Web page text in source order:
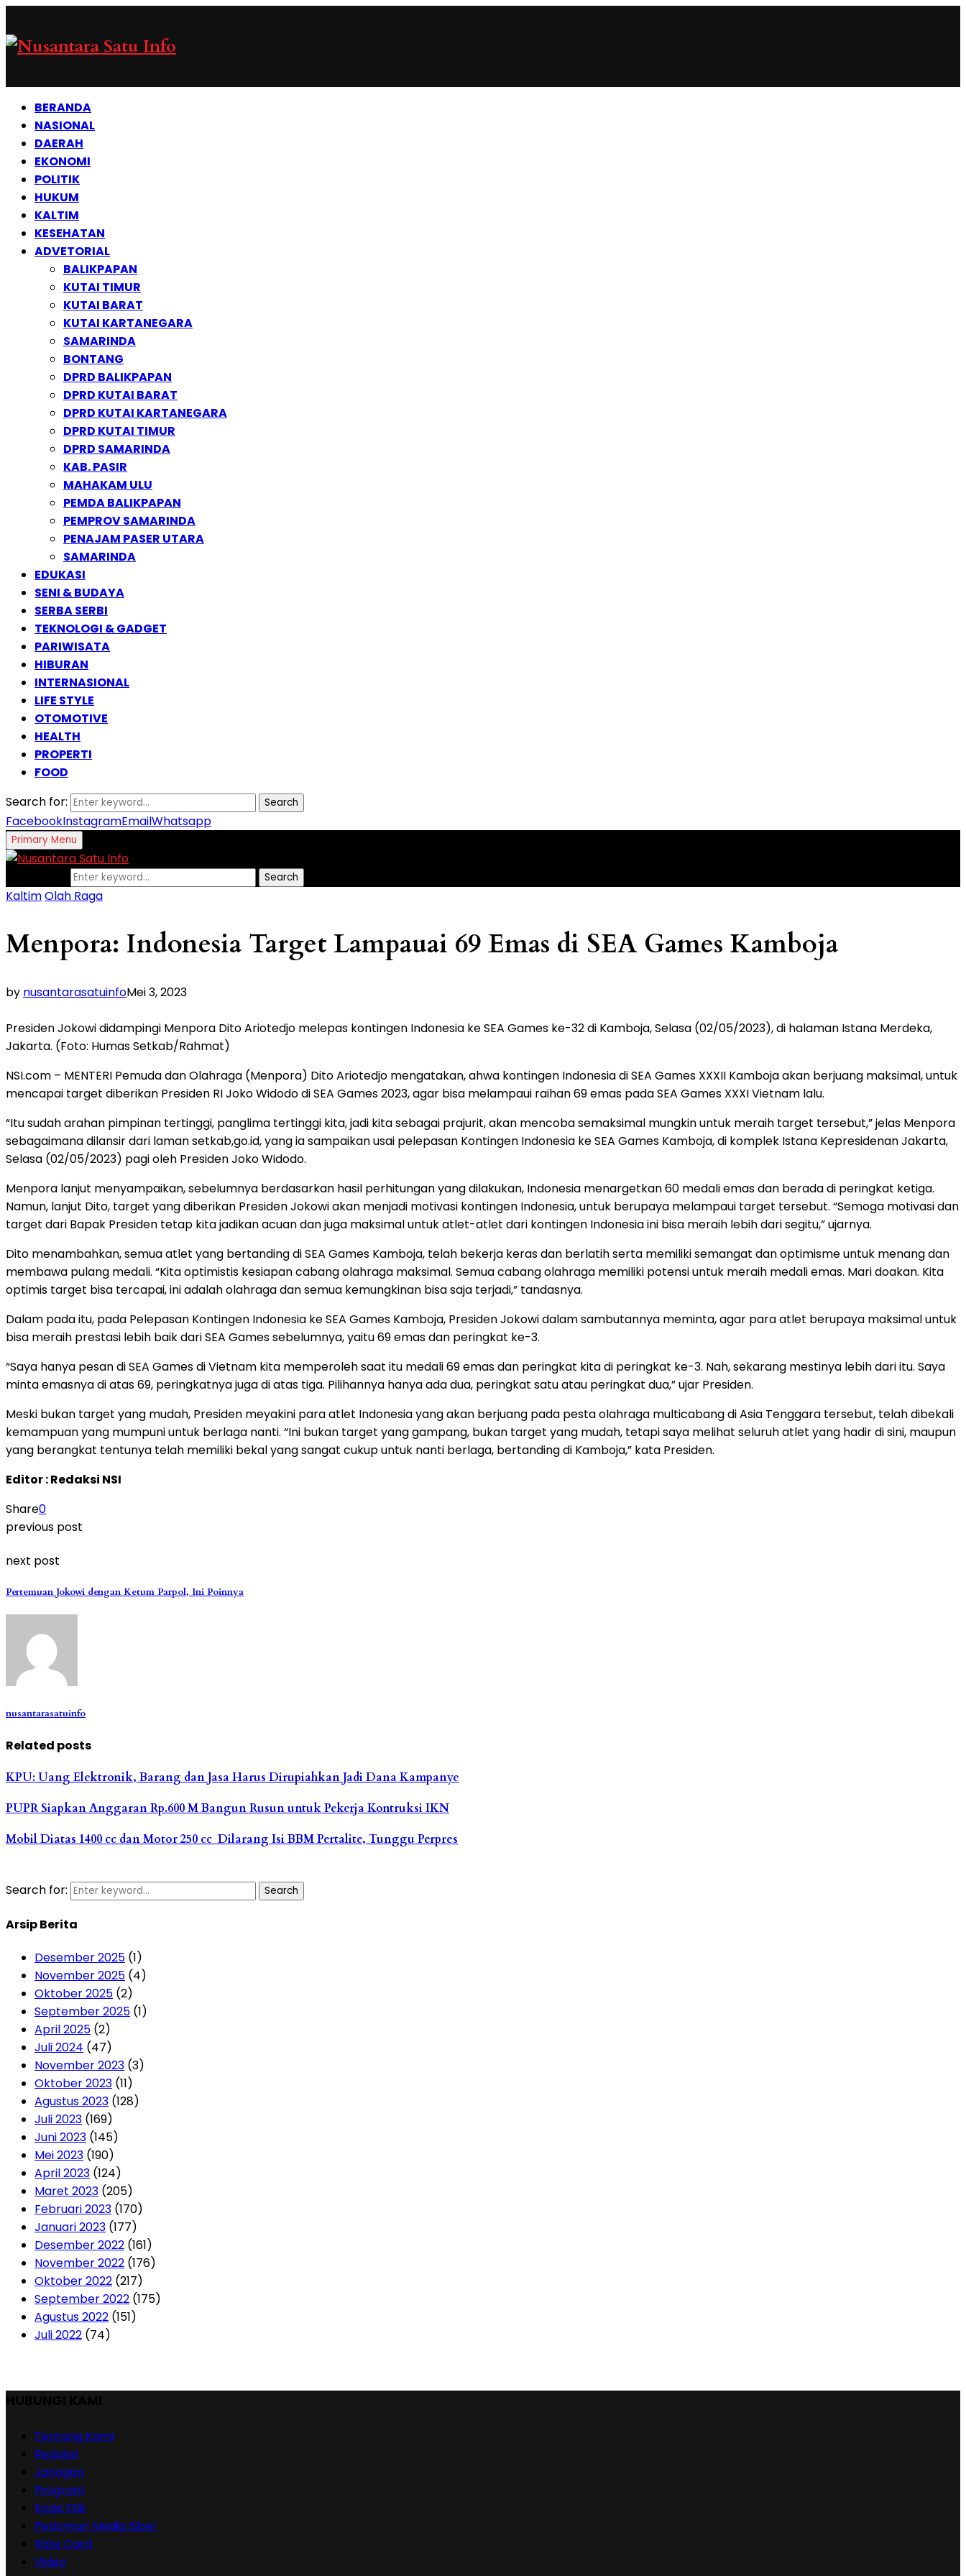
BERANDA
NASIONAL
DAERAH
EKONOMI
POLITIK
HUKUM
KALTIM
KESEHATAN
ADVETORIAL
BALIKPAPAN
KUTAI TIMUR
KUTAI BARAT
KUTAI KARTANEGARA
SAMARINDA
BONTANG
DPRD BALIKPAPAN
DPRD KUTAI BARAT
DPRD KUTAI KARTANEGARA
DPRD KUTAI TIMUR
DPRD SAMARINDA
KAB. PASIR
MAHAKAM ULU
PEMDA BALIKPAPAN
PEMPROV SAMARINDA
PENAJAM PASER UTARA
SAMARINDA
EDUKASI
SENI & BUDAYA
SERBA SERBI
TEKNOLOGI & GADGET
PARIWISATA
HIBURAN
INTERNASIONAL
LIFE STYLE
OTOMOTIVE
HEALTH
PROPERTI
FOOD
Search for:
Search
FacebookInstagramEmailWhatsapp
Primary Menu
Search
KaltimOlah Raga
Menpora: Indonesia Target Lampauai 69 Emas di SEA Games Kamboja
by nusantarasatuinfoMei 3, 2023
Presiden Jokowi didampingi Menpora Dito Ariotedjo melepas kontingen Indonesia ke SEA Games ke-32 di Kamboja, Selasa (02/05/2023), di halaman Istana Merdeka,
Jakarta. (Foto: Humas Setkab/Rahmat)
NSI.com – MENTERI Pemuda dan Olahraga (Menpora) Dito Ariotedjo mengatakan, ahwa kontingen Indonesia di SEA Games XXXII Kamboja akan berjuang maksimal, untuk
mencapai target diberikan Presiden RI Joko Widodo di SEA Games 2023, agar bisa melampaui raihan 69 emas pada SEA Games XXXI Vietnam lalu.
“Itu sudah arahan pimpinan tertinggi, panglima tertinggi kita, jadi kita sebagai prajurit, akan mencoba semaksimal mungkin untuk meraih target tersebut,” jelas Menpora
sebagaimana dilansir dari laman setkab,go.id, yang ia sampaikan usai pelepasan Kontingen Indonesia ke SEA Games Kamboja, di komplek Istana Kepresidenan Jakarta,
Selasa (02/05/2023) pagi oleh Presiden Joko Widodo.
Menpora lanjut menyampaikan, sebelumnya berdasarkan hasil perhitungan yang dilakukan, Indonesia menargetkan 60 medali emas dan berada di peringkat ketiga.
Namun, lanjut Dito, target yang diberikan Presiden Jokowi akan menjadi motivasi kontingen Indonesia, untuk berupaya melampaui target tersebut. “Semoga motivasi dan
target dari Bapak Presiden tetap kita jadikan acuan dan juga maksimal untuk atlet-atlet dari kontingen Indonesia ini bisa meraih lebih dari segitu,” ujarnya.
Dito menambahkan, semua atlet yang bertanding di SEA Games Kamboja, telah bekerja keras dan berlatih serta memiliki semangat dan optimisme untuk menang dan
membawa pulang medali. “Kita optimistis kesiapan cabang olahraga maksimal. Semua cabang olahraga memiliki potensi untuk meraih medali emas. Mari doakan. Kita
optimis target bisa tercapai, ini adalah olahraga dan semua kemungkinan bisa saja terjadi,” tandasnya.
Dalam pada itu, pada Pelepasan Kontingen Indonesia ke SEA Games Kamboja, Presiden Jokowi dalam sambutannya meminta, agar para atlet berupaya maksimal untuk
bisa meraih prestasi lebih baik dari SEA Games sebelumnya, yaitu 69 emas dan peringkat ke-3.
“Saya hanya pesan di SEA Games di Vietnam kita memperoleh saat itu medali 69 emas dan peringkat kita di peringkat ke-3. Nah, sekarang mestinya lebih dari itu. Saya
minta emasnya di atas 69, peringkatnya juga di atas tiga. Pilihannya hanya ada dua, peringkat satu atau peringkat dua,” ujar Presiden.
Meski bukan target yang mudah, Presiden meyakini para atlet Indonesia yang akan berjuang pada pesta olahraga multicabang di Asia Tenggara tersebut, telah dibekali
kemampuan yang mumpuni untuk berlaga nanti. “Ini bukan target yang gampang, bukan target yang mudah, tetapi saya melihat seluruh atlet yang hadir di sini, maupun
yang berangkat tentunya telah memiliki bekal yang sangat cukup untuk nanti berlaga, bertanding di Kamboja,” kata Presiden.
Editor : Redaksi NSI
Share0
previous post
next post
Pertemuan Jokowi dengan Ketum Parpol, Ini Poinnya
nusantarasatuinfo
Related posts
KPU: Uang Elektronik, Barang dan Jasa Harus Dirupiahkan Jadi Dana Kampanye
PUPR Siapkan Anggaran Rp.600 M Bangun Rusun untuk Pekerja Kontruksi IKN
Mobil Diatas 1400 cc dan Motor 250 cc Dilarang Isi BBM Pertalite, Tunggu Perpres
Search for: Search
Arsip Berita
Desember 2025 (1)
November 2025 (4)
Oktober 2025 (2)
September 2025 (1)
April 2025 (2)
Juli 2024 (47)
November 2023 (3)
Oktober 2023 (11)
Agustus 2023 (128)
Juli 2023 (169)
Juni 2023 (145)
Mei 2023 (190)
April 2023 (124)
Maret 2023 (205)
Februari 2023 (170)
Januari 2023 (177)
Desember 2022 (161)
November 2022 (176)
Oktober 2022 (217)
September 2022 (175)
Agustus 2022 (151)
Juli 2022 (74)
Tentang Kami
Redaksi
Jaringan
Program
Kode Etik
Pedoman Media Siber
Rate Card
Video